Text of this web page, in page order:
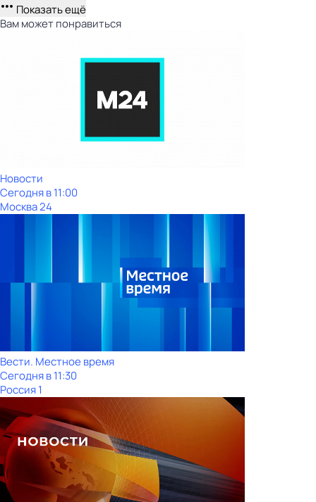
Показать ещё
Вам может понравиться
Новости
Сегодня в 11:00
Москва 24
Вести. Местное время
Сегодня в 11:30
Россия 1